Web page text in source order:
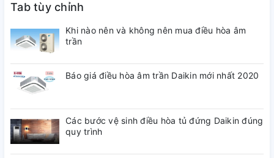
~1.93 kW/ngày
Công nghệ tiết kiệm điện:
Công nghệ làm lạnh:
Công nghệ kháng khuẩn, khử mùi:
Bộ lọc 5 lớp Hygiene Fresh+™
Tab tùy chỉnh
Khi nào nên và không nên mua điều hòa âm
trần
Báo giá điều hòa âm trần Daikin mới nhất 2020
Các bước vệ sinh điều hòa tủ đứng Daikin đúng
quy trình